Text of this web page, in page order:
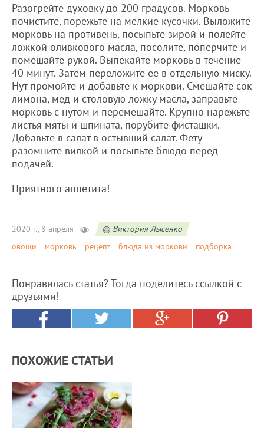
Разогрейте духовку до 200 градусов. Морковь
почистите, порежьте на мелкие кусочки. Выложите
морковь на противень, посыпьте зирой и полейте
ложкой оливкового масла, посолите, поперчите и
помешайте рукой. Выпекайте морковь в течение
40 минут. Затем переложите ее в отдельную миску.
Нут промойте и добавьте к моркови. Смешайте сок
лимона, мед и столовую ложку масла, заправьте
морковь с нутом и перемешайте. Крупно нарежьте
листья мяты и шпината, порубите фисташки.
Добавьте в салат в остывший салат. Фету
разомните вилкой и посыпьте блюдо перед
подачей.
Приятного аппетита!
2020 г., 8 апреля
Виктория Лысенко
овощи
морковь рецепт блюда из моркови подборка
Понравилась статья? Тогда поделитесь ссылкой с
друзьями!
ПОХОЖИЕ СТАТЬИ